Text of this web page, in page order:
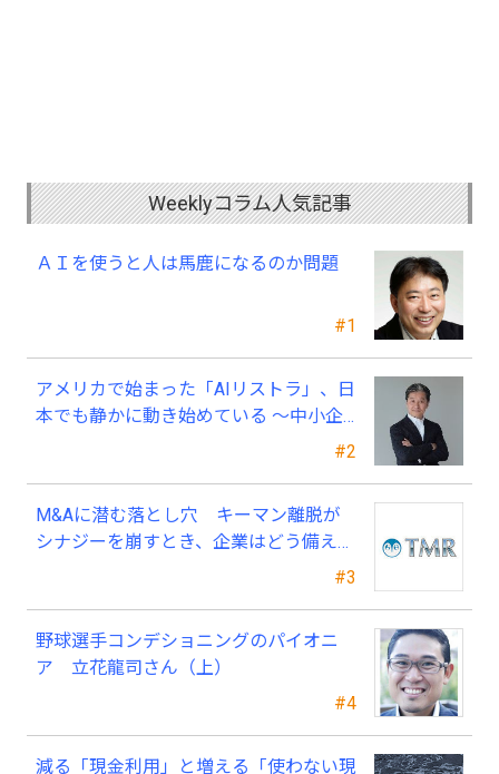
Weeklyコラム人気記事
#1
ＡＩを使うと人は馬鹿になるのか問題
#2
アメリカで始まった「AIリストラ」、日
本でも静かに動き始めている ～中小企
業経営者が今、見直すべき採用・業務・
#3
M&Aに潜む落とし穴 キーマン離脱が
シナジーを崩すとき、企業はどう備える
#4
野球選手コンデショニングのパイオニ
ア 立花龍司さん（上）
減る「現金利用」と増える「使わない現